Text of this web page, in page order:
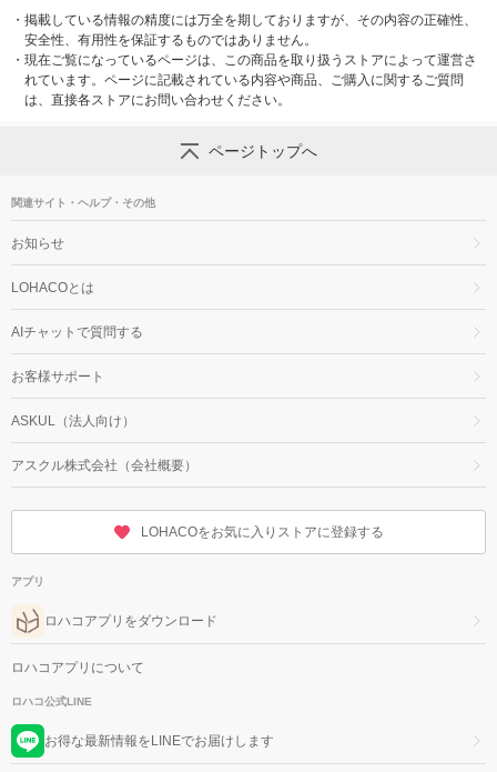
・ 掲載している情報の精度には万全を期しておりますが、その内容の正確性、
安全性、有用性を保証するものではありません。
・ 現在ご覧になっているページは、この商品を取り扱うストアによって運営さ
れています。ページに記載されている内容や商品、ご購入に関するご質問
は、直接各ストアにお問い合わせください。
ページトップへ
関連サイト・ヘルプ・その他
お知らせ
LOHACOとは
AIチャットで質問する
お客様サポート
ASKUL（法人向け）
アスクル株式会社（会社概要）
LOHACOをお気に入りストアに登録する
アプリ
ロハコアプリをダウンロード
ロハコアプリについて
ロハコ公式LINE
お得な最新情報をLINEでお届けします